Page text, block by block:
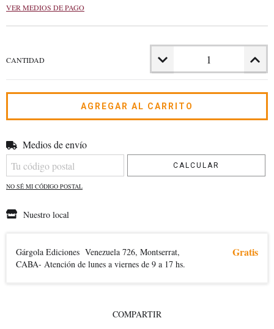
VER MEDIOS DE PAGO
CANTIDAD
Entregas para el CP:
Medios de envío
CALCULAR
NO SÉ MI CÓDIGO POSTAL
Nuestro local
Gárgola Ediciones Venezuela 726, Montserrat,
CABA- Atención de lunes a viernes de 9 a 17 hs.
Gratis
COMPARTIR